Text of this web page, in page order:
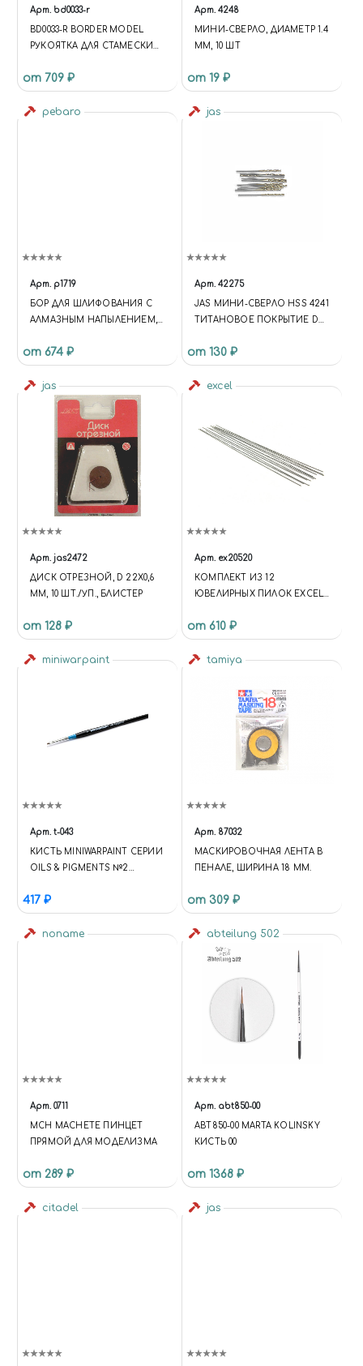
Арт. bd0033-r
BD0033-R BORDER MODEL
РУКОЯТКА ДЛЯ СТАМЕСКИ
от 709 ₽
Арт. 4248
МИНИ-СВЕРЛО, ДИАМЕТР 1.4
ММ, 10 ШТ
от 19 ₽
pebaro
Арт. p1719
БОР ДЛЯ ШЛИФОВАНИЯ С
АЛМАЗНЫМ НАПЫЛЕНИЕМ,
от 674 ₽
jas
Арт. 42275
JAS МИНИ-СВЕРЛО HSS 4241
ТИТАНОВОЕ ПОКРЫТИЕ D
от 130 ₽
jas
Арт. jas2472
ДИСК ОТРЕЗНОЙ, D 22Х0,6
ММ, 10 ШТ./УП., БЛИСТЕР
от 128 ₽
excel
Арт. ex20520
КОМПЛЕКТ ИЗ 12
ЮВЕЛИРНЫХ ПИЛОК EXCEL
от 610 ₽
miniwarpaint
Арт. t-043
КИСТЬ MINIWARPAINT СЕРИИ
OILS & PIGMENTS №2
417 ₽
tamiya
Арт. 87032
МАСКИРОВОЧНАЯ ЛЕНТА В
ПЕНАЛЕ, ШИРИНА 18 ММ.
от 309 ₽
noname
Арт. 0711
MCH MACHETE ПИНЦЕТ
ПРЯМОЙ ДЛЯ МОДЕЛИЗМА
от 289 ₽
abteilung 502
Арт. abt850-00
ABT850-00 MARTA KOLINSKY
КИСТЬ 00
от 1368 ₽
citadel jas